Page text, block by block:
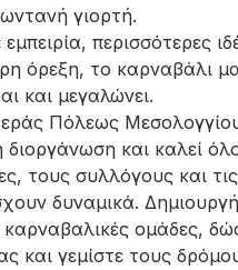
γιορτή.
περισσότερες
όρεξη, το καρναβάλι
και μεγαλώνει.
Πόλεως Μεσολογγίου
διοργάνωση και καλεί
τους συλλόγους και
δυναμικά.
καρναβαλικές ομάδες,
και γεμίστε τους